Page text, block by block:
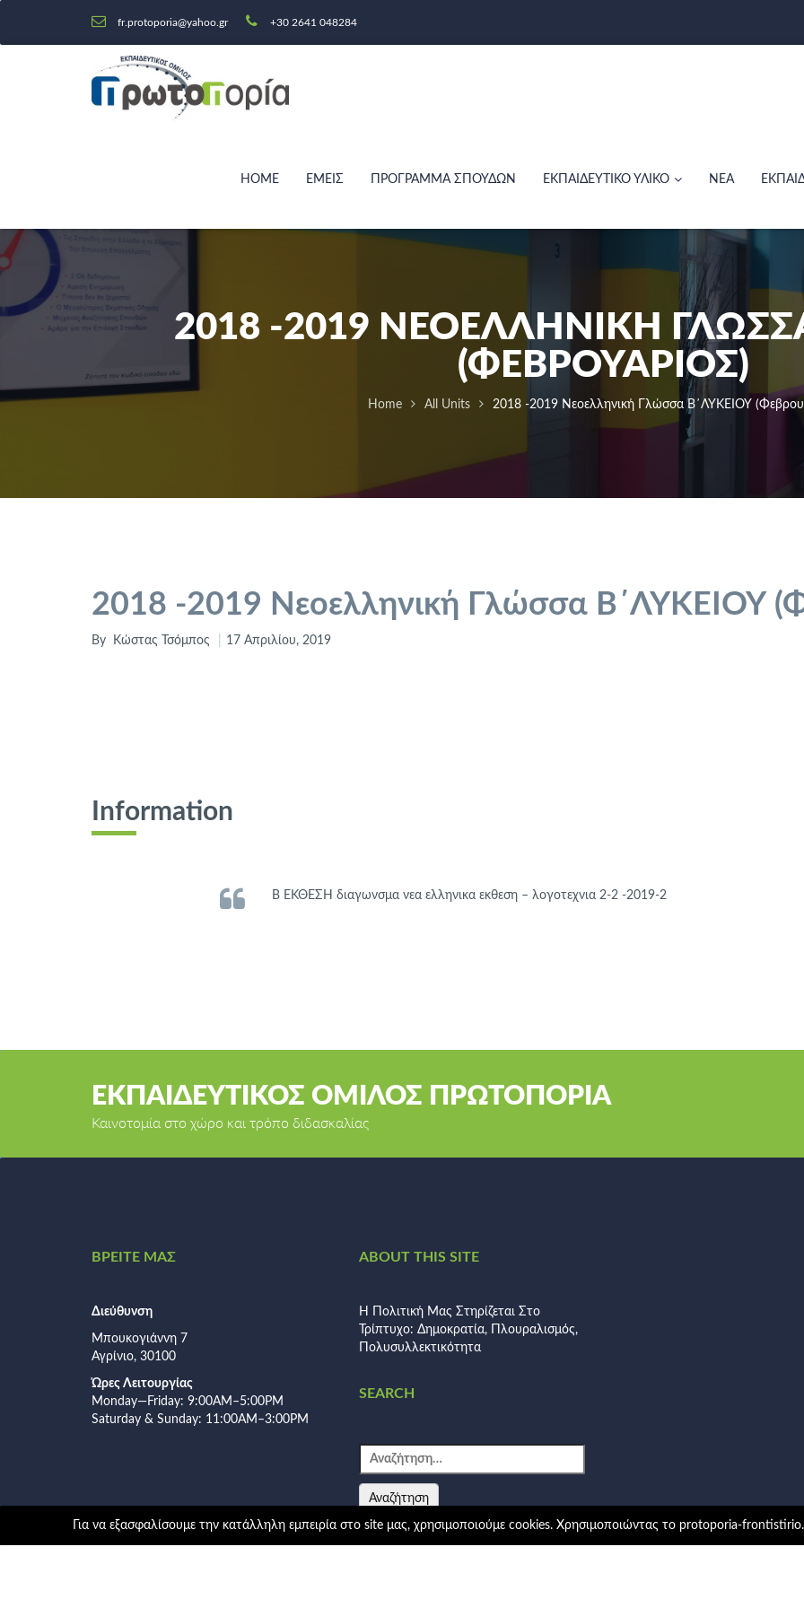
fr.protoporia@yahoo.gr +30 2641 048284
HOME ΕΜΕΙΣ ΠΡΟΓΡΑΜΜΑ ΣΠΟΥΔΩΝ ΕΚΠΑΙΔΕΥΤΙΚΟ ΥΛΙΚΟ ΝΕΑ
2018 -2019 ΝΕΟΕΛΛΗΝΙΚΉ
(ΦΕΒΡΟΥΆΡΙΟΣ)
Home All Units 2018 -2019 Νεοελληνική Γλώσσα Β΄ΛΥΚΕΙΟΥ
2018 -2019 Νεοελληνική Γλώσσα Β΄ΛΥΚΕΙΟΥ
By Κώστας Τσόμπος 17 Απριλίου, 2019
Information
Β ΕΚΘΕΣΗ διαγωνσμα νεα ελληνικα εκθεση – λογοτεχνια 2-2 -2019-2
ΕΚΠΑΙΔΕΥΤΙΚΟΣ ΟΜΙΛΟΣ ΠΡΩΤΟΠΟΡΙΑ
Καινοτομία στο χώρο και τρόπο διδασκαλίας
ΒΡΕΙΤΕ ΜΑΣ
Διεύθυνση
Μπουκογιάννη 7
Αγρίνιο, 30100
Ώρες Λειτουργίας
Monday—Friday: 9:00AM–5:00PM
Saturday & Sunday: 11:00AM–3:00PM
ABOUT THIS SITE
Η Πολιτική Μας Στηρίζεται Στο
Τρίπτυχο: Δημοκρατία, Πλουραλισμός,
Πολυσυλλεκτικότητα
SEARCH
Αναζήτηση
για:
Για να εξασφαλίσουμε την κατάλληλη εμπειρία στο site μας, χρησιμοποιούμε cookies. Χρησιμοποιώντας το protoporia-